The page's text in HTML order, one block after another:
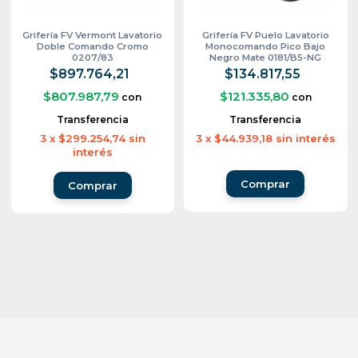
Grifería FV Vermont Lavatorio
Doble Comando Cromo
0207/83
$897.764,21
$807.987,79 con
Transferencia
3 x $299.254,74 sin
interés
Grifería FV Puelo Lavatorio
Monocomando Pico Bajo
Negro Mate 0181/B5-NG
$134.817,55
$121.335,80 con
Transferencia
3 x $44.939,18 sin interés